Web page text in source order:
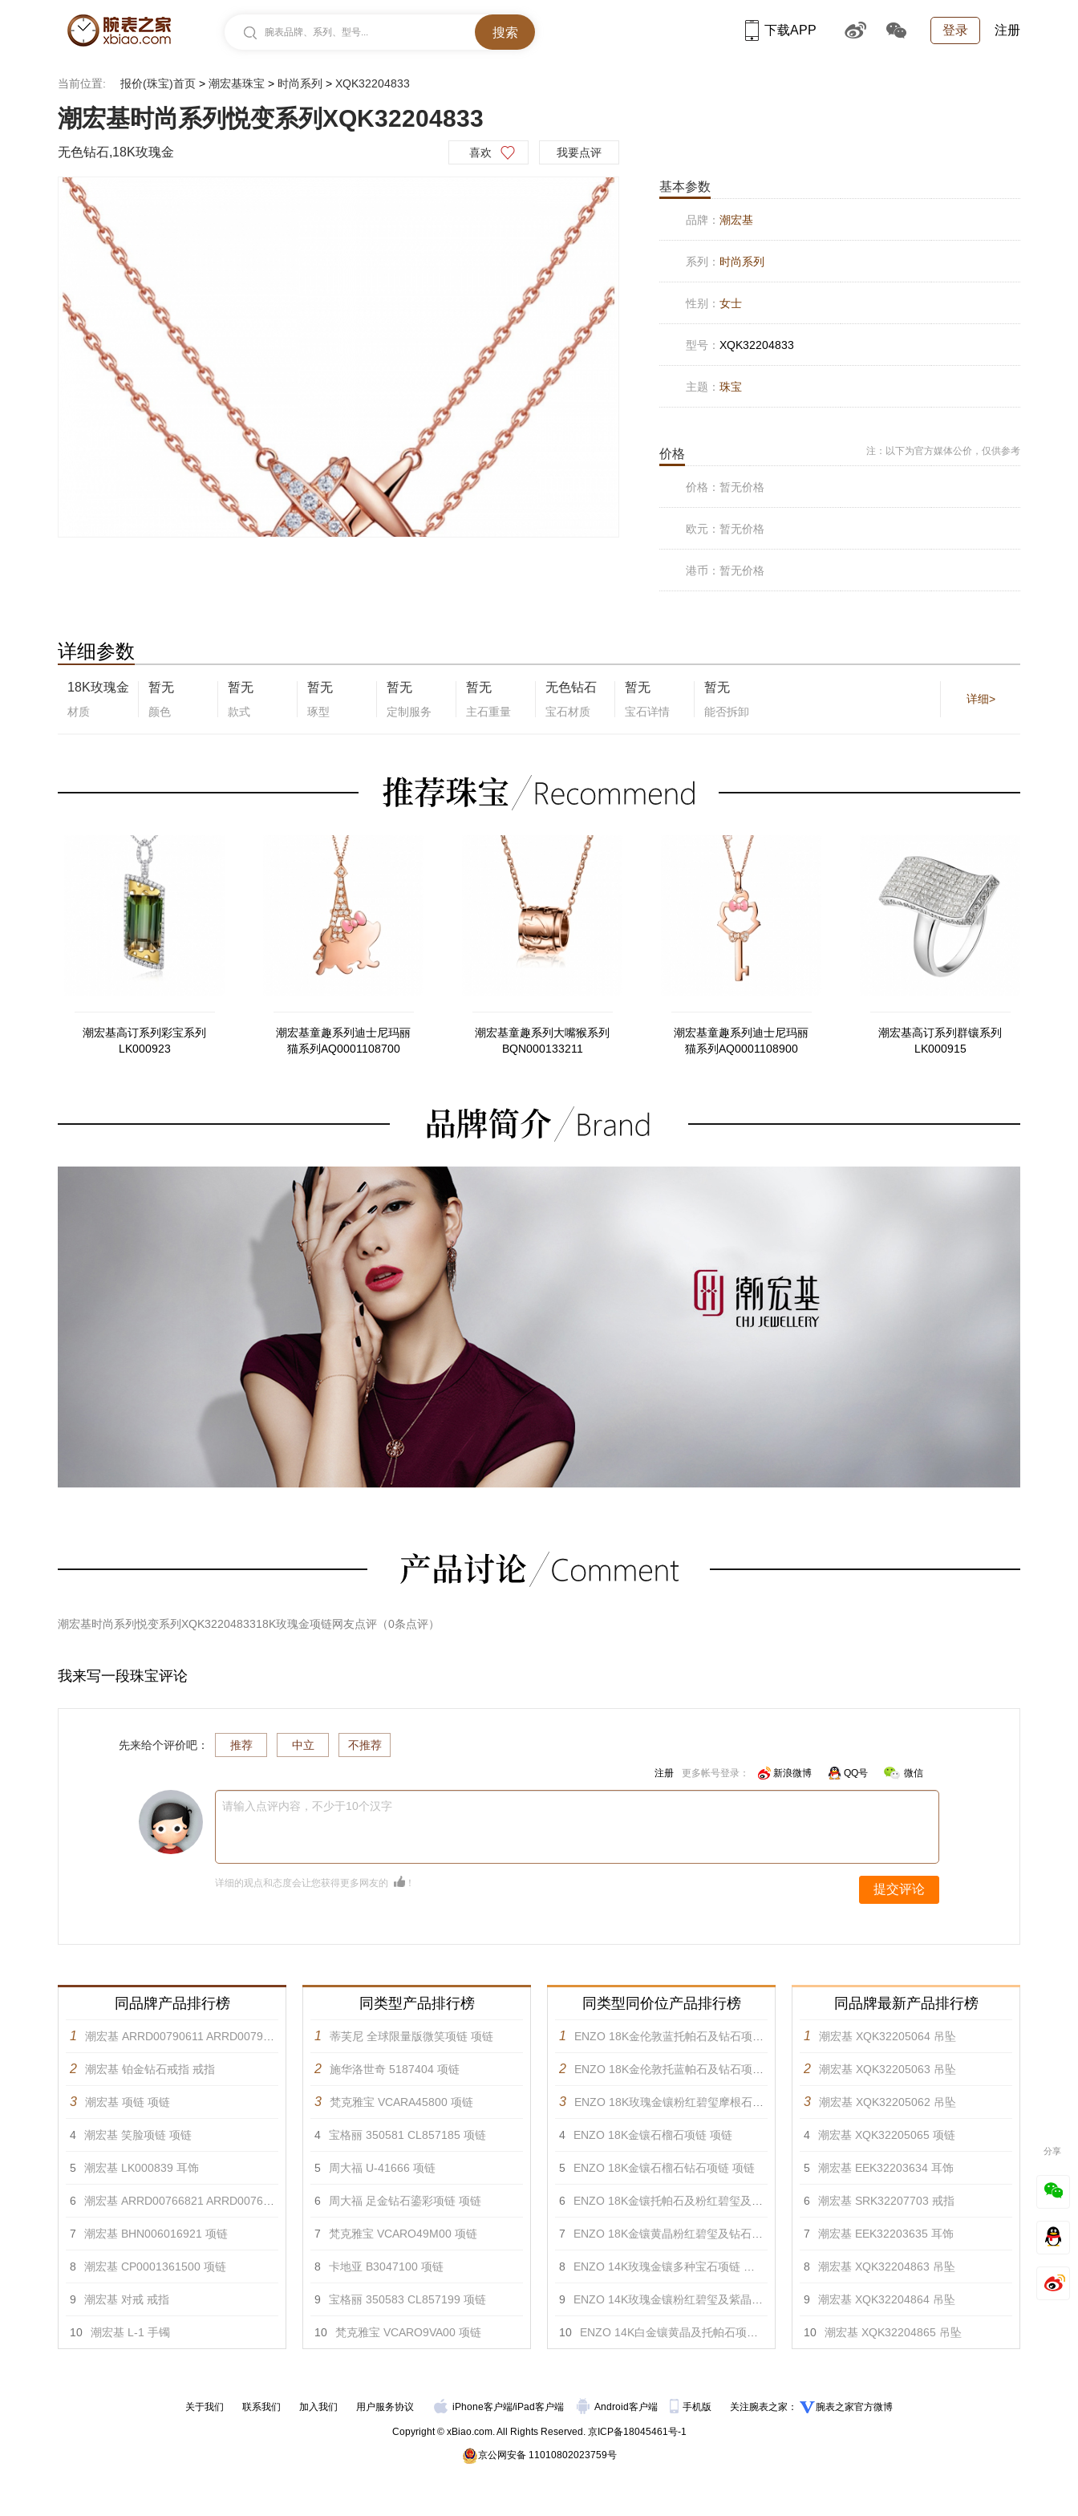
腕表品牌、系列、型号... 登录 注册
下载APP
当前位置: 报价(珠宝)首页 > 潮宏基珠宝 > 时尚系列 > XQK32204833
潮宏基时尚系列悦变系列XQK32204833
无色钻石,18K玫瑰金 喜欢 我要点评
基本参数
品牌： 潮宏基
系列： 时尚系列
性别： 女士
型号： XQK32204833
主题： 珠宝
价格 注：以下为官方媒体公价，仅供参考
价格： 暂无价格
欧元： 暂无价格
港币： 暂无价格
详细参数
18K玫瑰金
材质
暂无
颜色
暂无
款式
暂无
琢型
暂无
定制服务
暂无
主石重量
无色钻石
宝石材质
暂无
宝石详情
暂无
能否拆卸
详细>
潮宏基高订系列彩宝系列
LK000923
潮宏基童趣系列迪士尼玛丽
猫系列AQ0001108700
潮宏基童趣系列大嘴猴系列
BQN000133211
潮宏基童趣系列迪士尼玛丽
猫系列AQ0001108900
潮宏基高订系列群镶系列
LK000915
潮宏基时尚系列悦变系列XQK3220483318K玫瑰金项链网友点评（0条点评）
我来写一段珠宝评论
先来给个评价吧： 推荐 中立 不推荐
注册 更多帐号登录： 新浪微博 QQ号 微信
请输入点评内容，不少于10个汉字
详细的观点和态度会让您获得更多网友的 ！ 提交评论
同品牌产品排行榜
1 潮宏基 ARRD00790611 ARRD00790621 戒指
2 潮宏基 铂金钻石戒指 戒指
3 潮宏基 项链 项链
4 潮宏基 笑脸项链 项链
5 潮宏基 LK000839 耳饰
6 潮宏基 ARRD00766821 ARRD00766831 戒指
7 潮宏基 BHN006016921 项链
8 潮宏基 CP0001361500 项链
9 潮宏基 对戒 戒指
10 潮宏基 L-1 手镯
同类型产品排行榜
1 蒂芙尼 全球限量版微笑项链 项链
2 施华洛世奇 5187404 项链
3 梵克雅宝 VCARA45800 项链
4 宝格丽 350581 CL857185 项链
5 周大福 U-41666 项链
6 周大福 足金钻石鎏彩项链 项链
7 梵克雅宝 VCARO49M00 项链
8 卡地亚 B3047100 项链
9 宝格丽 350583 CL857199 项链
10 梵克雅宝 VCARO9VA00 项链
同类型同价位产品排行榜
1 ENZO 18K金伦敦蓝托帕石及钻石项链 项链
2 ENZO 18K金伦敦托蓝帕石及钻石项链 项链
3 ENZO 18K玫瑰金镶粉红碧玺摩根石及钻石项链 项链
4 ENZO 18K金镶石榴石项链 项链
5 ENZO 18K金镶石榴石钻石项链 项链
6 ENZO 18K金镶托帕石及粉红碧玺及钻石项链 项链
7 ENZO 18K金镶黄晶粉红碧玺及钻石项链 项链
8 ENZO 14K玫瑰金镶多种宝石项链 项链
9 ENZO 14K玫瑰金镶粉红碧玺及紫晶项链 项链
10 ENZO 14K白金镶黄晶及托帕石项链 项链
同品牌最新产品排行榜
1 潮宏基 XQK32205064 吊坠
2 潮宏基 XQK32205063 吊坠
3 潮宏基 XQK32205062 吊坠
4 潮宏基 XQK32205065 项链
5 潮宏基 EEK32203634 耳饰
6 潮宏基 SRK32207703 戒指
7 潮宏基 EEK32203635 耳饰
8 潮宏基 XQK32204863 吊坠
9 潮宏基 XQK32204864 吊坠
10 潮宏基 XQK32204865 吊坠
关于我们 联系我们 加入我们 用户服务协议 iPhone客户端/iPad客户端 Android客户端 手机版 关注腕表之家： 腕表之家官方微博
Copyright © xBiao.com. All Rights Reserved. 京ICP备18045461号-1
京公网安备 11010802023759号
分享